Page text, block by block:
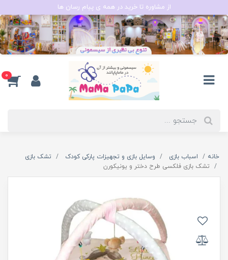
از مشاوره تا خرید در همه ی پیام رسان ها
0
خانه اسباب بازی وسایل بازی و تجهیزات پارکی کودک
تشک بازی
تشک بازی فلکسی طرح دختر و یونیکورن